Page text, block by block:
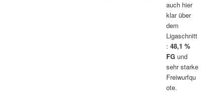
auch hier
klar über
dem
Ligaschnitt
:48,1 %
FG und
sehr starke
Freiwurfqu
ote.